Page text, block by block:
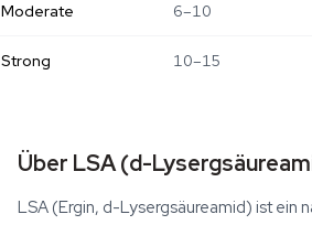
Moderate 6–10
Strong 10–15
Über LSA (d-
LSA (Ergin, d-Lysergsäureamid) ist ein